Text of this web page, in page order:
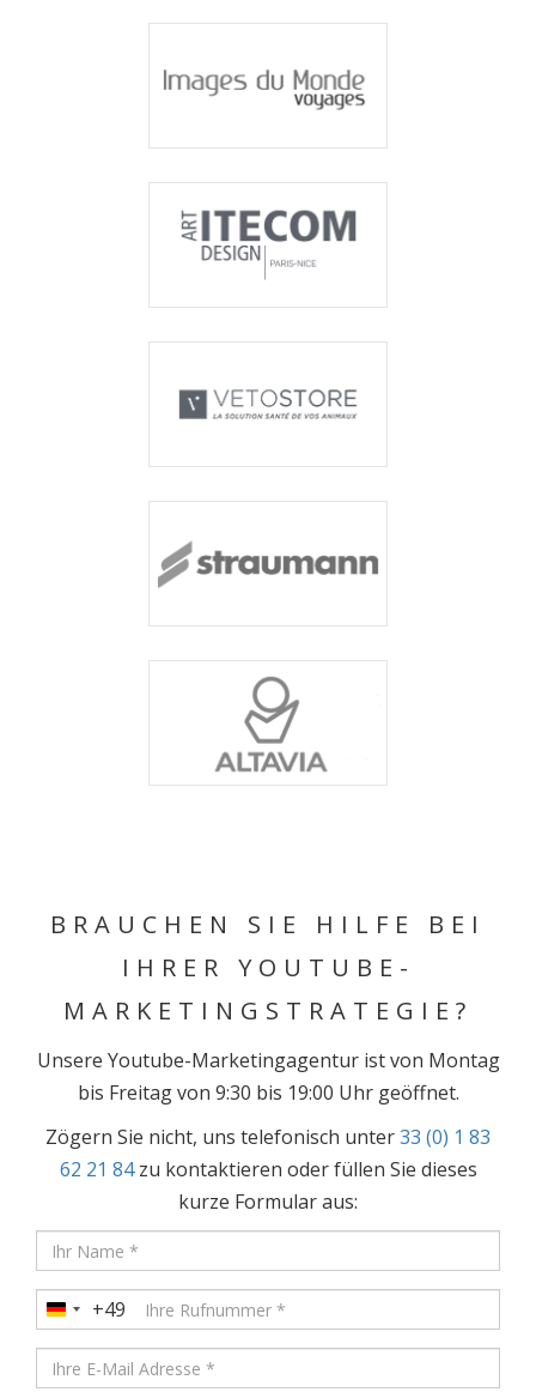
BRAUCHEN SIE HILFE BEI
IHRER YOUTUBE-
MARKETINGSTRATEGIE?
Unsere Youtube-Marketingagentur ist von Montag
bis Freitag von 9:30 bis 19:00 Uhr geöffnet.
Zögern Sie nicht, uns telefonisch unter33 (0) 1 83
62 21 84zu kontaktieren oder füllen Sie dieses
kurze Formular aus:
Germany
+49
+49